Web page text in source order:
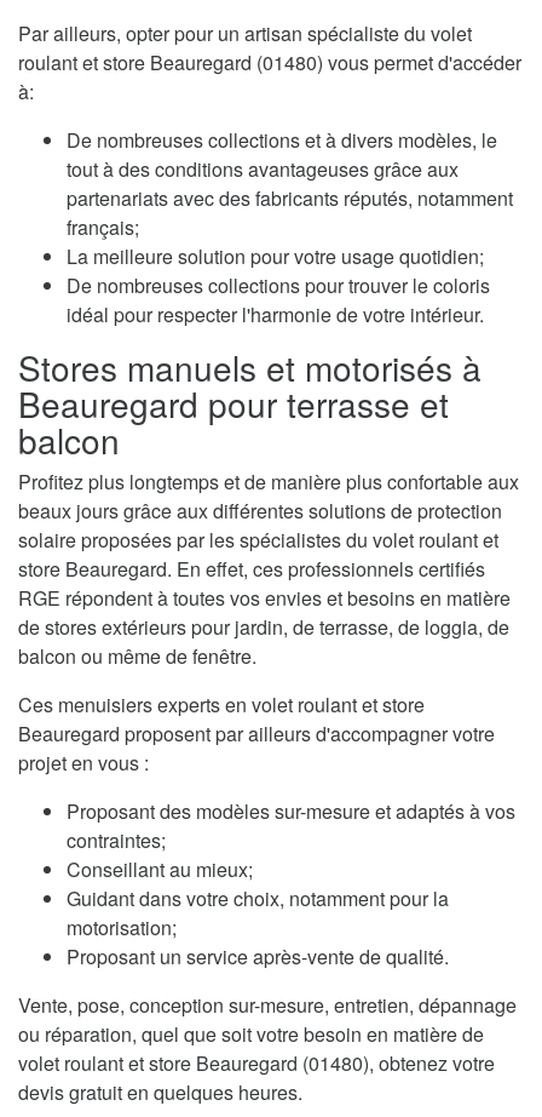
Par ailleurs, opter pour un artisan spécialiste du volet
roulant et store Beauregard (01480) vous permet d'accéder
à:
De nombreuses collections et à divers modèles, le
tout à des conditions avantageuses grâce aux
partenariats avec des fabricants réputés, notamment
français;
La meilleure solution pour votre usage quotidien;
De nombreuses collections pour trouver le coloris
idéal pour respecter l'harmonie de votre intérieur.
Stores manuels et motorisés à
Beauregard pour terrasse et
balcon
Profitez plus longtemps et de manière plus confortable aux
beaux jours grâce aux différentes solutions de protection
solaire proposées par les spécialistes du volet roulant et
store Beauregard. En effet, ces professionnels certifiés
RGE répondent à toutes vos envies et besoins en matière
de stores extérieurs pour jardin, de terrasse, de loggia, de
balcon ou même de fenêtre.
Ces menuisiers experts en volet roulant et store
Beauregard proposent par ailleurs d'accompagner votre
projet en vous :
Proposant des modèles sur-mesure et adaptés à vos
contraintes;
Conseillant au mieux;
Guidant dans votre choix, notamment pour la
motorisation;
Proposant un service après-vente de qualité.
Vente, pose, conception sur-mesure, entretien, dépannage
ou réparation, quel que soit votre besoin en matière de
volet roulant et store Beauregard (01480), obtenez votre
devis gratuit en quelques heures.